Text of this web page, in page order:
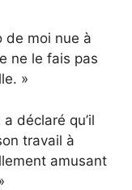
de moi nue à
ne le fais pas
»
déclaré qu’il
travail à
amusant